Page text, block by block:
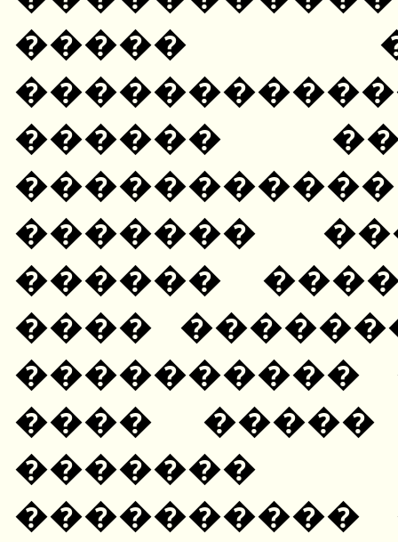
�����
������
�������
������
����
����������
����
�������
����������